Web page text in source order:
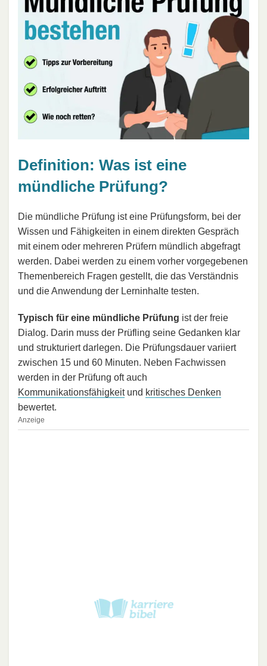
Definition: Was ist eine
mündliche Prüfung?
Die mündliche Prüfung ist eine Prüfungsform, bei der
Wissen und Fähigkeiten in einem direkten Gespräch
mit einem oder mehreren Prüfern mündlich abgefragt
werden. Dabei werden zu einem vorher vorgegebenen
Themenbereich Fragen gestellt, die das Verständnis
und die Anwendung der Lerninhalte testen.
Typisch für eine mündliche Prüfung ist der freie
Dialog. Darin muss der Prüfling seine Gedanken klar
und strukturiert darlegen. Die Prüfungsdauer variiert
zwischen 15 und 60 Minuten. Neben Fachwissen
werden in der Prüfung oft auch
Kommunikationsfähigkeitund kritisches Denken
bewertet.
Anzeige